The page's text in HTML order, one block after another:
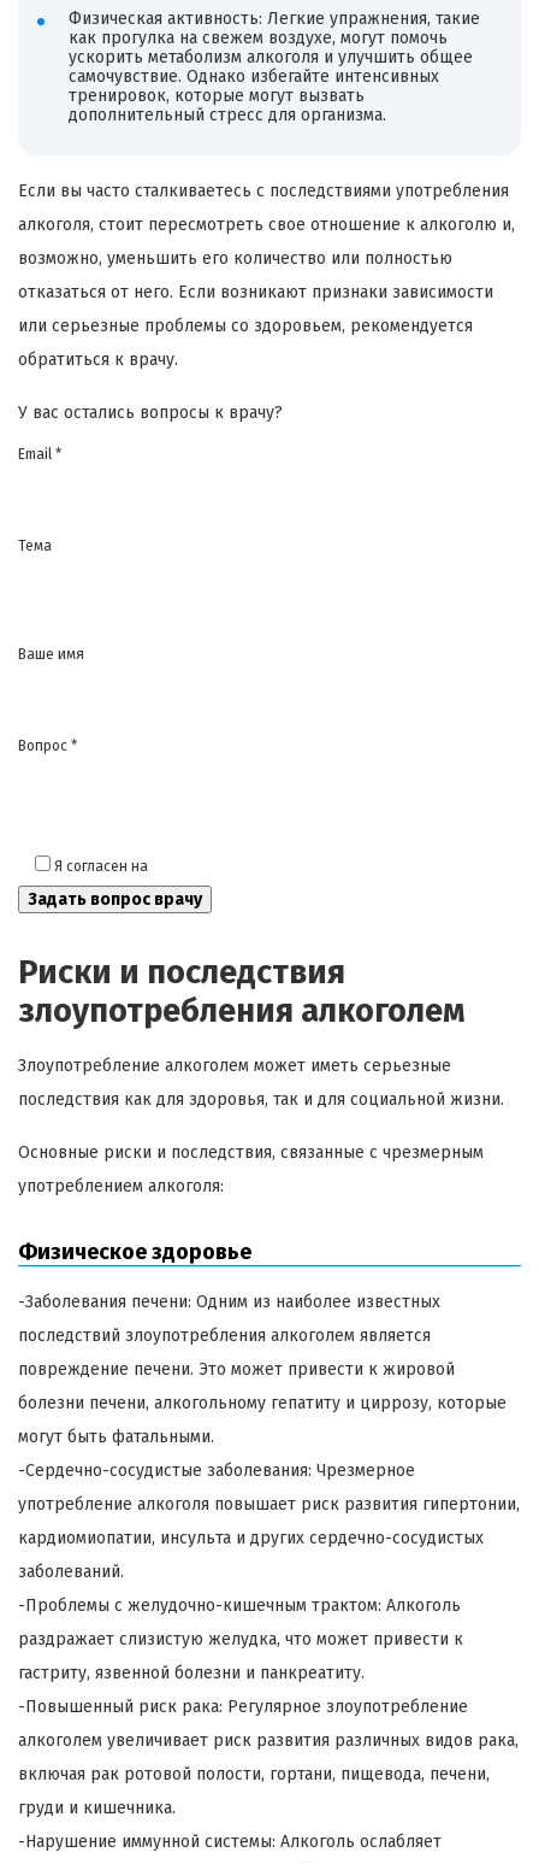
Физическая активность: Легкие упражнения, такие
как прогулка на свежем воздухе, могут помочь
ускорить метаболизм алкоголя и улучшить общее
самочувствие. Однако избегайте интенсивных
тренировок, которые могут вызвать
дополнительный стресс для организма.
Если вы часто сталкиваетесь с последствиями употребления
алкоголя, стоит пересмотреть свое отношение к алкоголю и,
возможно, уменьшить его количество или полностью
отказаться от него. Если возникают признаки зависимости
или серьезные проблемы со здоровьем, рекомендуется
обратиться к врачу.
У вас остались вопросы к врачу?
Email *
Тема
Ваше имя
Вопрос *
Я согласен на
Риски и последствия
злоупотребления алкоголем
Злоупотребление алкоголем может иметь серьезные
последствия как для здоровья, так и для социальной жизни.
Основные риски и последствия, связанные с чрезмерным
употреблением алкоголя:
Физическое здоровье
-Заболевания печени: Одним из наиболее известных
последствий злоупотребления алкоголем является
повреждение печени. Это может привести к жировой
болезни печени, алкогольному гепатиту и циррозу, которые
могут быть фатальными.
-Сердечно-сосудистые заболевания: Чрезмерное
употребление алкоголя повышает риск развития гипертонии,
кардиомиопатии, инсульта и других сердечно-сосудистых
заболеваний.
-Проблемы с желудочно-кишечным трактом: Алкоголь
раздражает слизистую желудка, что может привести к
гастриту, язвенной болезни и панкреатиту.
-Повышенный риск рака: Регулярное злоупотребление
алкоголем увеличивает риск развития различных видов рака,
включая рак ротовой полости, гортани, пищевода, печени,
груди и кишечника.
-Нарушение иммунной системы: Алкоголь ослабляет